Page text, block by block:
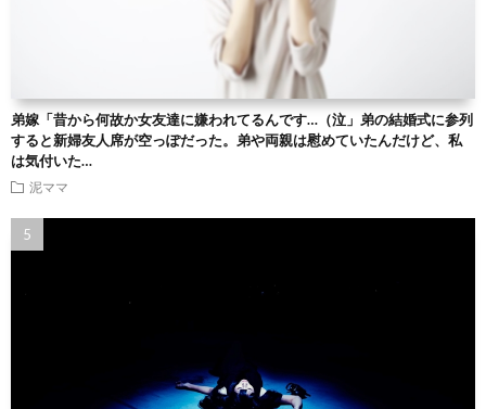
弟嫁「昔から何故か女友達に嫌われてるんです…（泣」弟の結婚式に参列
すると新婦友人席が空っぽだった。弟や両親は慰めていたんだけど、私
は気付いた…
泥ママ